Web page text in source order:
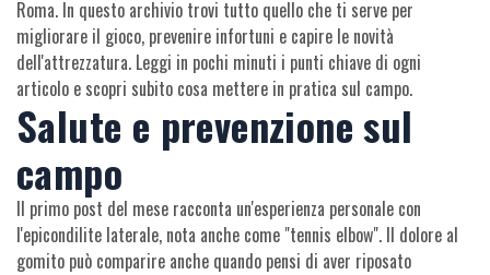
Roma. In questo archivio trovi tutto quello che ti serve per
migliorare il gioco, prevenire infortuni e capire le novità
dell'attrezzatura. Leggi in pochi minuti i punti chiave di ogni
articolo e scopri subito cosa mettere in pratica sul campo.
Salute e prevenzione sul
campo
Il primo post del mese racconta un'esperienza personale con
l'epicondilite laterale, nota anche come "tennis elbow". Il dolore al
gomito può comparire anche quando pensi di aver riposato